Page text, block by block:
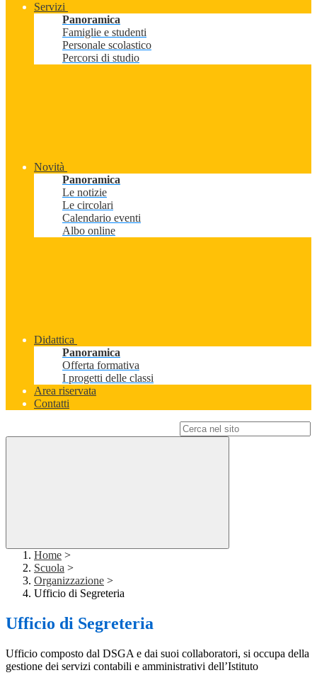
Servizi
Panoramica
Famiglie e studenti
Personale scolastico
Percorsi di studio
Novità
Panoramica
Le notizie
Le circolari
Calendario eventi
Albo online
Didattica
Panoramica
Offerta formativa
I progetti delle classi
Area riservata
Contatti
Home >
Scuola >
Organizzazione >
Ufficio di Segreteria
Ufficio di Segreteria
Ufficio composto dal DSGA e dai suoi collaboratori, si occupa della
gestione dei servizi contabili e amministrativi dell’Istituto